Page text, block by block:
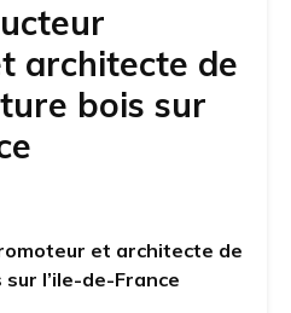
architecte de
bois sur
et architecte de
l’ile-de-France